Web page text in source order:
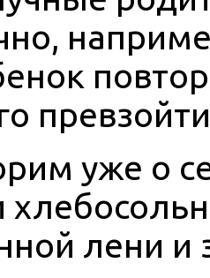
уже о
лени и